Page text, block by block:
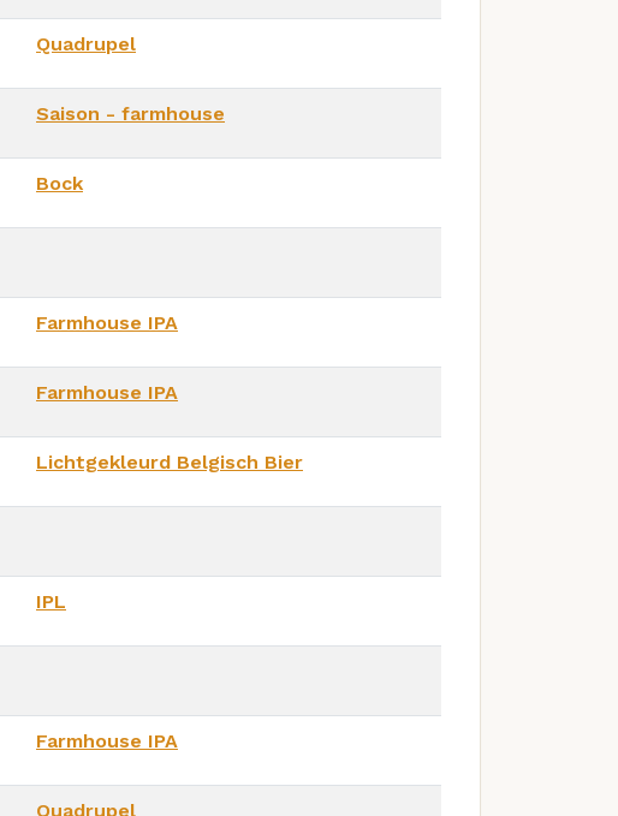
Quadrupel
Saison - farmhouse
Bock
Farmhouse IPA
Farmhouse IPA
Lichtgekleurd Belgisch Bier
IPL
Farmhouse IPA
Quadrupel